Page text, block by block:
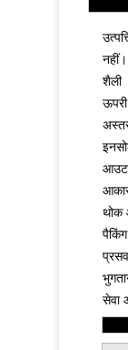
नहीं।
शैली
ऊपरी
थोक
पैकिंग
सेवा